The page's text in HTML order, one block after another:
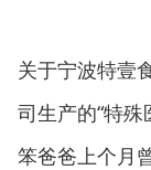
关于宁波特壹
司生产的“特殊
笨爸爸上个月